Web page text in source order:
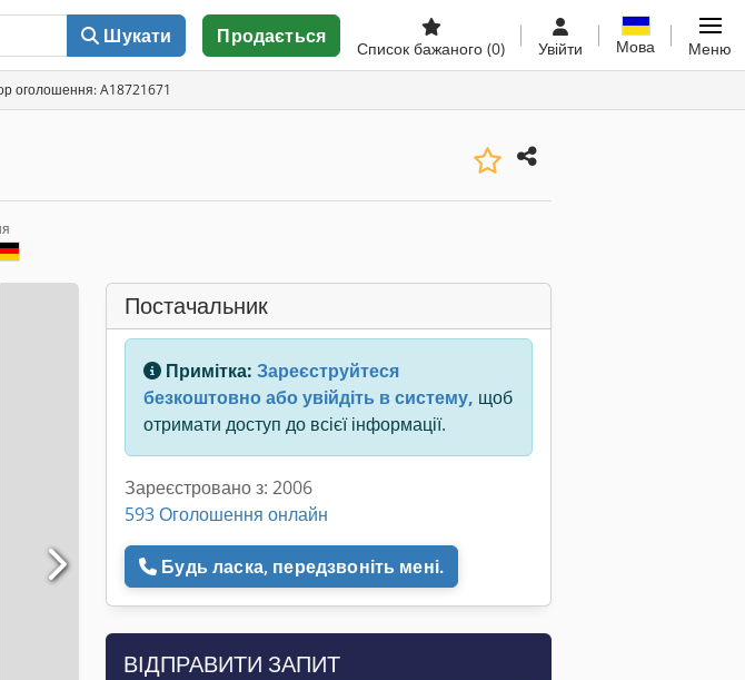
Шукати Продається
Список бажаного (0) Увійти Мова Меню
оголошення: A18721671
Запросити більше зображень
Постачальник
Примітка: Зареєструйтеся
безкоштовно або увійдіть в систему, щоб
отримати доступ до всієї інформації.
Зареєстровано з: 2006
593 Оголошення онлайн
Будь ласка, передзвоніть мені.
ВІДПРАВИТИ ЗАПИТ